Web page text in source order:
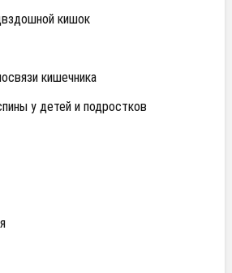
кишок
кишечника
у детей и подростков